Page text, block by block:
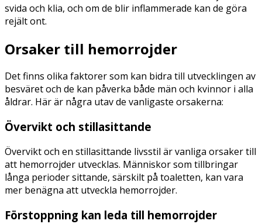
svida och klia, och om de blir inflammerade kan de göra
rejält ont.
Orsaker till hemorrojder
Det finns olika faktorer som kan bidra till utvecklingen av
besväret och de kan påverka både män och kvinnor i alla
åldrar. Här är några utav de vanligaste orsakerna:
Övervikt och stillasittande
Övervikt och en stillasittande livsstil är vanliga orsaker till
att hemorrojder utvecklas. Människor som tillbringar
långa perioder sittande, särskilt på toaletten, kan vara
mer benägna att utveckla hemorrojder.
Förstoppning kan leda till hemorrojder